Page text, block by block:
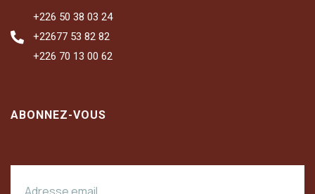
+226 50 38 03 24
+22677 53 82 82
+226 70 13 00 62
ABONNEZ-VOUS